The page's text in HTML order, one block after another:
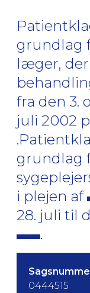
grundlag
læger, der
fra den 3.
juli 2002
grundlag
i plejen af
28. juli til
.
0444515